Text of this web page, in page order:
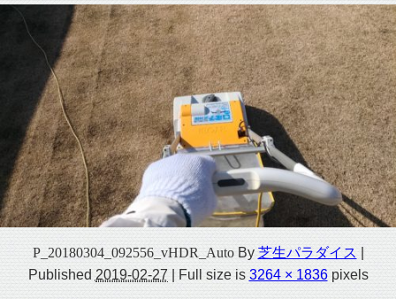
P_20180304_092556_vHDR_Auto By 芝生パラダイス
Published 2019-02-27 |Full size is3264 × 1836pixels